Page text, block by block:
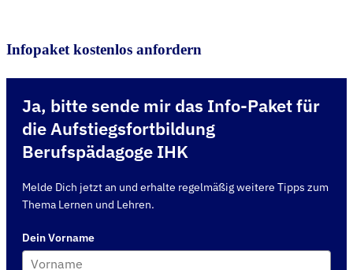
Infopaket kostenlos anfordern
Ja, bitte sende mir das Info-Paket für
die Aufstiegsfortbildung
Berufspädagoge IHK
Melde Dich jetzt an und erhalte regelmäßig weitere Tipps zum
Thema Lernen und Lehren.
Dein Vorname